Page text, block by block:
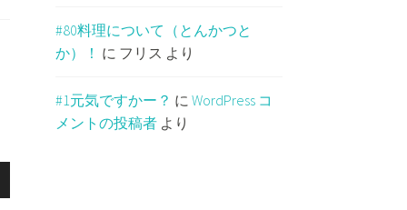
#80料理について（とんかつと
か）！ に フリス より
#1元気ですかー？ に WordPress コ
メントの投稿者 より